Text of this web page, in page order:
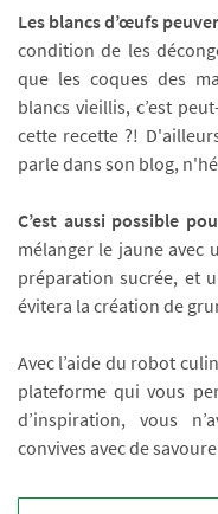
Les blancs d’œufs
condition de les
que les coques des
blancs vieillis, c’est
cette recette ?!
parle dans son blog,
C’est aussi possible
mélanger le jaune avec
préparation sucrée, et
évitera la création de
Avec l’aide du robot
plateforme qui vous
d’inspiration, vous
convives avec de